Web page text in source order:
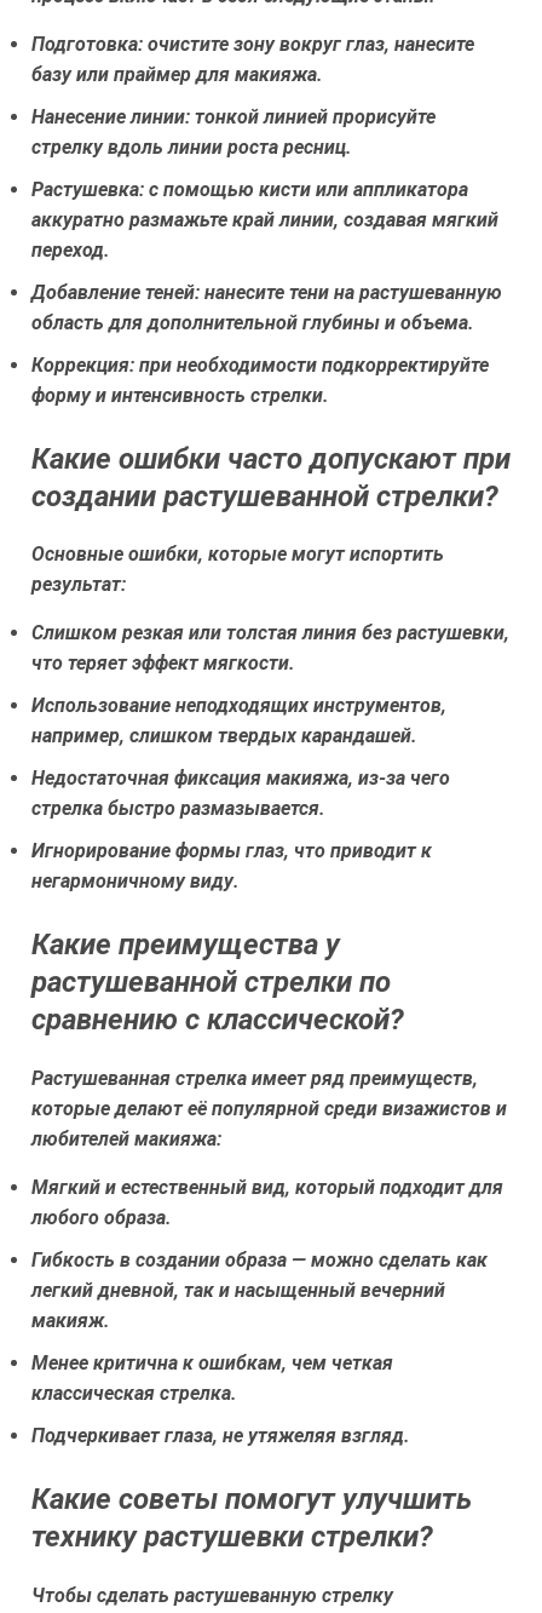
Подготовка: очистите зону вокруг глаз, нанесите
базу или праймер для макияжа.
Нанесение линии: тонкой линией прорисуйте
стрелку вдоль линии роста ресниц.
Растушевка: с помощью кисти или аппликатора
аккуратно размажьте край линии, создавая мягкий
переход.
Добавление теней: нанесите тени на растушеванную
область для дополнительной глубины и объема.
Коррекция: при необходимости подкорректируйте
форму и интенсивность стрелки.
Какие ошибки часто допускают при
создании растушеванной стрелки?
Основные ошибки, которые могут испортить
результат:
Слишком резкая или толстая линия без растушевки,
что теряет эффект мягкости.
Использование неподходящих инструментов,
например, слишком твердых карандашей.
Недостаточная фиксация макияжа, из-за чего
стрелка быстро размазывается.
Игнорирование формы глаз, что приводит к
негармоничному виду.
Какие преимущества у
растушеванной стрелки по
сравнению с классической?
Растушеванная стрелка имеет ряд преимуществ,
которые делают её популярной среди визажистов и
любителей макияжа:
Мягкий и естественный вид, который подходит для
любого образа.
Гибкость в создании образа — можно сделать как
легкий дневной, так и насыщенный вечерний
макияж.
Менее критична к ошибкам, чем четкая
классическая стрелка.
Подчеркивает глаза, не утяжеляя взгляд.
Какие советы помогут улучшить
технику растушевки стрелки?
Чтобы сделать растушеванную стрелку